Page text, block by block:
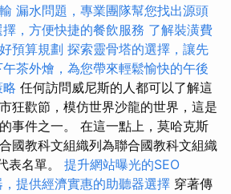
漏水問題，專業團隊幫您找出源頭
，方便快捷的餐飲服務 了解裝潢費
預算規劃 探索靈骨塔的選擇，讓先
午茶外燴，為您帶來輕鬆愉快的午後
任何訪問威尼斯的人都可以了解這
狂歡節，模仿世界沙龍的世界，這是
事件之一。 在這一點上，莫哈克斯
國教科文組織列為聯合國教科文組織
表名單。 提升網站曝光的SEO
提供經濟實惠的助聽器選擇 穿著傳